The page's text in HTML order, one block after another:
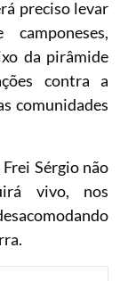
preciso levar
da pirâmide
contra a
comunidades
Sérgio não
vivo, nos